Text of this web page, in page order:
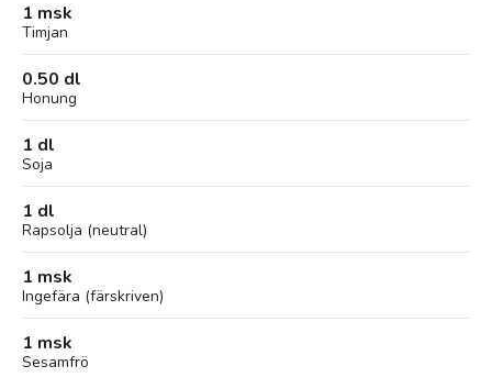
1 msk
Timjan
0.50 dl
Honung
1 dl
Soja
1 dl
Rapsolja (neutral)
1 msk
Ingefära (färskriven)
1 msk
Sesamfrö